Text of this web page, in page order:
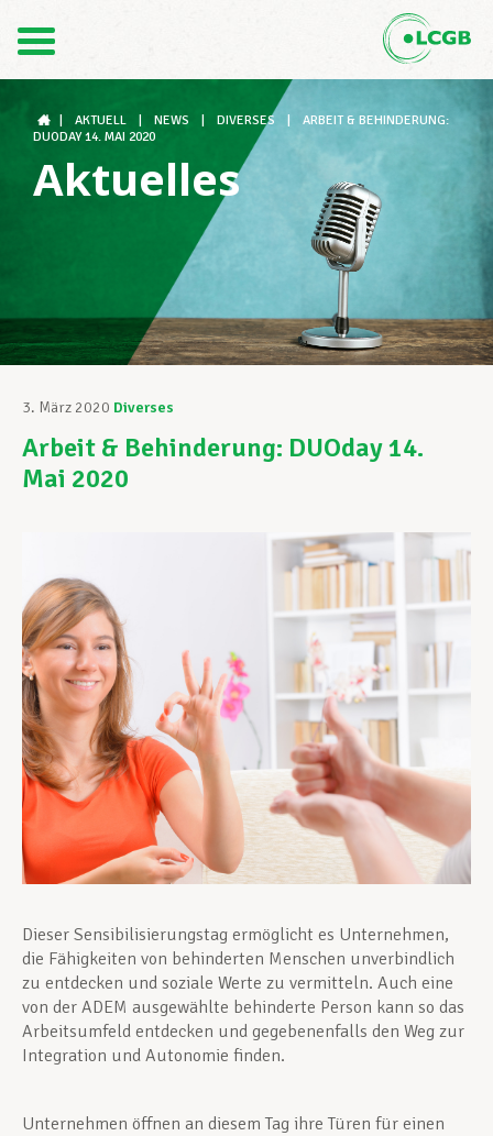
FR
Der LCGB
Gewerkschaftsstrukturen
Unterstützung im Arbeitsalltag
Ihre Rechte
Unterstützung im Privatleben
Berufliche Weiterentwicklung
Mitglied werden
Aktuell
AKTUELL NEWS DIVERSES
ARBEIT & BEHINDERUNG:
DUODAY 14. MAI 2020
Aktuelles
3. März 2020 Diverses
Arbeit & Behinderung: DUOday 14.
Mai 2020
Dieser Sensibilisierungstag ermöglicht es Unternehmen,
die Fähigkeiten von behinderten Menschen unverbindlich
zu entdecken und soziale Werte zu vermitteln. Auch eine
von der ADEM ausgewählte behinderte Person kann so das
Arbeitsumfeld entdecken und gegebenenfalls den Weg zur
Integration und Autonomie finden.
Unternehmen öffnen an diesem Tag ihre Türen für einen